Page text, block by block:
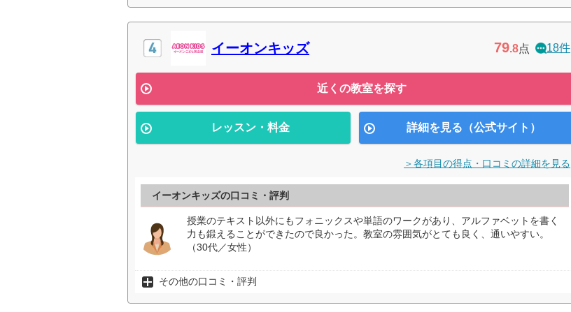
イーオンキッズ 79.8点 18件
近くの教室を探す
レッスン・料金 詳細を見る（公式サイト）
＞各項目の得点・口コミの詳細を見る
イーオンキッズの口コミ・評判
授業のテキスト以外にもフォニックスや単語のワークがあり、アルファベットを書く
力も鍛えることができたので良かった。教室の雰囲気がとても良く、通いやすい。
（30代／女性）
その他の口コミ・評判